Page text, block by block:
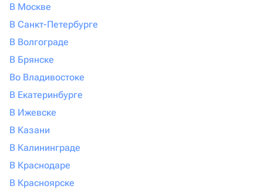
В Москве
В Санкт-Петербурге
В Волгограде
В Брянске
Во Владивостоке
В Екатеринбурге
В Ижевске
В Казани
В Калининграде
В Краснодаре
В Красноярске